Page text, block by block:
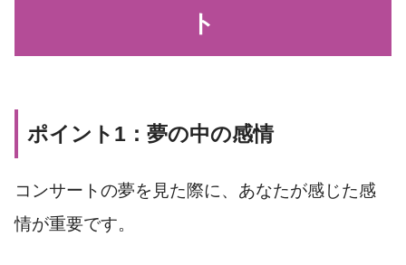
ト
ポイント1：夢の中の感情
コンサートの夢を見た際に、あなたが感じた感
情が重要です。